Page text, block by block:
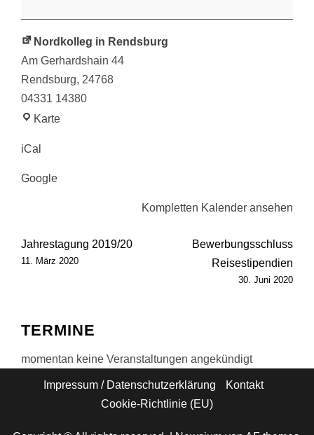
Nordkolleg in Rendsburg
Am Gerhardshain 44
Rendsburg, 24768
04331 14380
KarteNordkolleg
iCal
Google
Kompletten Kalender ansehen
Beitragsnavigation
Jahrestagung 2019/20
11. März 2020
Bewerbungsschluss
Reisestipendien
30. Juni 2020
TERMINE
momentan keine Veranstaltungen angekündigt
Impressum / Datenschutzerklärung
Kontakt
Cookie-Richtlinie (EU)